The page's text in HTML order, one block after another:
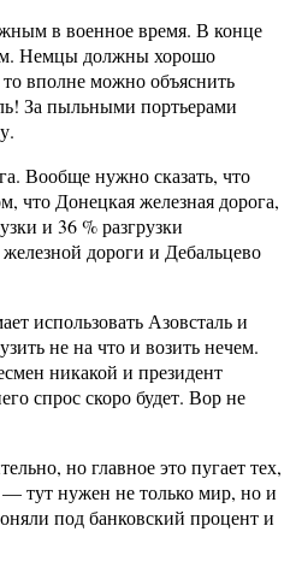
в военное время. В конце
Немцы должны хорошо
вполне можно объяснить
За пыльными портьерами
Вообще нужно сказать, что
что Донецкая железная дорога,
и 36 % разгрузки
дороги и Дебальцево
использовать Азовсталь и
не на что и возить нечем.
никакой и президент
спрос скоро будет. Вор не
но главное это пугает тех,
тут нужен не только мир, но и
под банковский процент и